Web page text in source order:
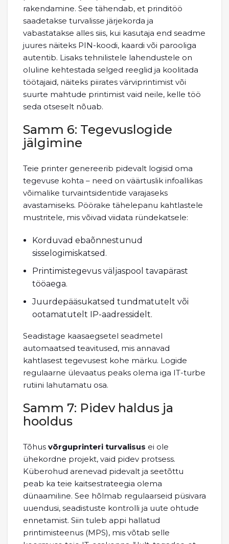
rakendamine. See tähendab, et prinditöö
saadetakse turvalisse järjekorda ja
vabastatakse alles siis, kui kasutaja end seadme
juures näiteks PIN-koodi, kaardi või parooliga
autentib. Lisaks tehnilistele lahendustele on
oluline kehtestada selged reeglid ja koolitada
töötajaid, näiteks piirates värviprintimist või
suurte mahtude printimist vaid neile, kelle töö
seda otseselt nõuab.
Samm 6: Tegevuslogide
jälgimine
Teie printer genereerib pidevalt logisid oma
tegevuse kohta – need on väärtuslik infoallikas
võimalike turvaintsidentide varajaseks
avastamiseks. Pöörake tähelepanu kahtlastele
mustritele, mis võivad viidata ründekatsele:
Korduvad ebaõnnestunud
sisselogimiskatsed.
Printimistegevus väljaspool tavapärast
tööaega.
Juurdepääsukatsed tundmatutelt või
ootamatutelt IP-aadressidelt.
Seadistage kaasaegsetel seadmetel
automaatsed teavitused, mis annavad
kahtlasest tegevusest kohe märku. Logide
regulaarne ülevaatus peaks olema iga IT-turbe
rutiini lahutamatu osa.
Samm 7: Pidev haldus ja
hooldus
Tõhus võrguprinteri turvalisus ei ole
ühekordne projekt, vaid pidev protsess.
Küberohud arenevad pidevalt ja seetõttu
peab ka teie kaitsestrateegia olema
dünaamiline. See hõlmab regulaarseid püsivara
uuendusi, seadistuste kontrolli ja uute ohtude
ennetamist. Siin tuleb appi hallatud
printimisteenus (MPS), mis võtab selle